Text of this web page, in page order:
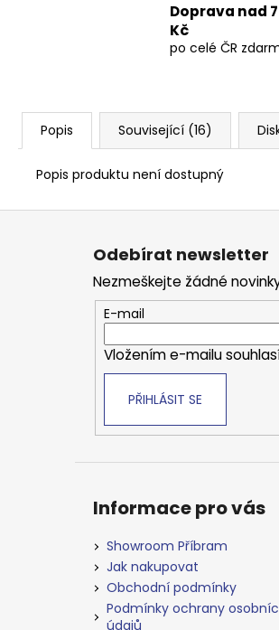
Doprava nad
Kč
po celé ČR
Popis Související (16)
Popis produktu není dostupný
Z
Odebírat newsletter
Nezmeškejte žádné
E-mail
Vložením e-mailu
PŘIHLÁSIT SE
Informace pro vás
Showroom Příbram
Jak nakupovat
Obchodní podmínky
Podmínky ochrany
údajů